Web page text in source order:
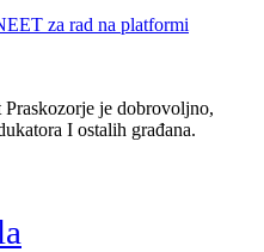
za rad na platformi
je dobrovoljno,
I ostalih građana.